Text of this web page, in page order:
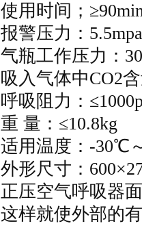
使用时间；
报警压力：
气瓶工作压力：
吸入气体中CO2
呼吸阻力：
重 量：≤10.8kg
适用温度：-30℃
外形尺寸：
正压空气呼吸器
这样就使外部的